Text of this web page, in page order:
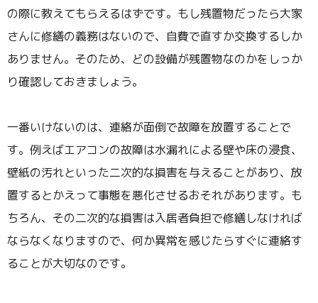
の際に教えてもらえるはずです。もし残置物だったら大家
さんに修繕の義務はないので、自費で直すか交換するしか
ありません。そのため、どの設備が残置物なのかをしっか
り確認しておきましょう。
一番いけないのは、連絡が面倒で故障を放置することで
す。例えばエアコンの故障は水漏れによる壁や床の浸食、
壁紙の汚れといった二次的な損害を与えることがあり、放
置するとかえって事態を悪化させるおそれがあります。も
ちろん、その二次的な損害は入居者負担で修繕しなければ
ならなくなりますので、何か異常を感じたらすぐに連絡す
ることが大切なのです。